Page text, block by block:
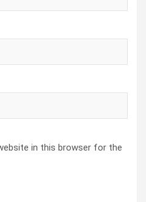
in this browser for the